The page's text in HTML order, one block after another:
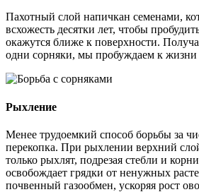
Пахотный слой напичкан семенами,
всхожесть десятки лет, чтобы
окажутся ближе к поверхности.
одни сорняки, мы пробуждаем к жизни
Рыхление
Менее трудоемкий способ борьбы за
перекопка. При рыхлении верхний
только рыхлят, подрезая стебли и
освобождает грядки от ненужных
почвенный газообмен, ускоряя рост